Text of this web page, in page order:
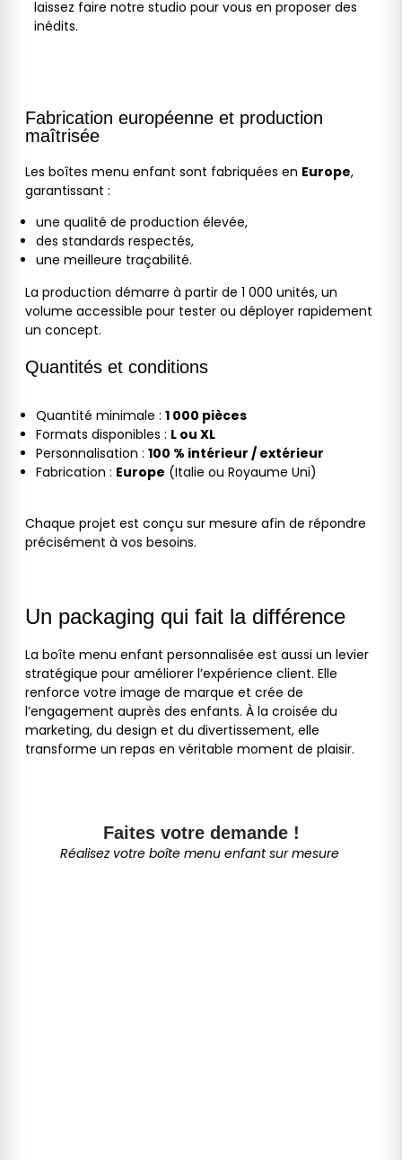
laissez faire notre studio pour vous en proposer des
inédits.
Fabrication européenne et production
maîtrisée
Les boîtes menu enfant sont fabriquées en Europe,
garantissant :
une qualité de production élevée,
des standards respectés,
une meilleure traçabilité.
La production démarre à partir de 1 000 unités, un
volume accessible pour tester ou déployer rapidement
un concept.
Quantités et conditions
Quantité minimale : 1 000 pièces
Formats disponibles : L ou XL
Personnalisation : 100 % intérieur / extérieur
Fabrication : Europe (Italie ou Royaume Uni)
Chaque projet est conçu sur mesure afin de répondre
précisément à vos besoins.
Un packaging qui fait la différence
La boîte menu enfant personnalisée est aussi un levier
stratégique pour améliorer l’expérience client. Elle
renforce votre image de marque et crée de
l’engagement auprès des enfants. À la croisée du
marketing, du design et du divertissement, elle
transforme un repas en véritable moment de plaisir.
Faites votre demande !
Réalisez votre boîte menu enfant sur mesure